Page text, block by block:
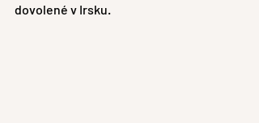
dovolené v Irsku.